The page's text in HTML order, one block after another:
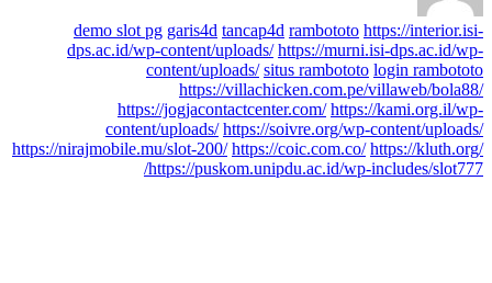
demo slot pg garis4d tancap4d rambototo https://interior.isi-
dps.ac.id/wp-content/uploads/ https://murni.isi-dps.ac.id/wp-
content/uploads/ situs rambototo login rambototo
https://villachicken.com.pe/villaweb/bola88/
https://jogjacontactcenter.com/ https://kami.org.il/wp-
content/uploads/ https://soivre.org/wp-content/uploads/
https://nirajmobile.mu/slot-200/ https://coic.com.co/ https://kluth.org/
https://puskom.unipdu.ac.id/wp-includes/slot777/